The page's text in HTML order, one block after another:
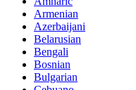
Armenian
Azerbaijani
Belarusian
Bengali
Bosnian
Bulgarian